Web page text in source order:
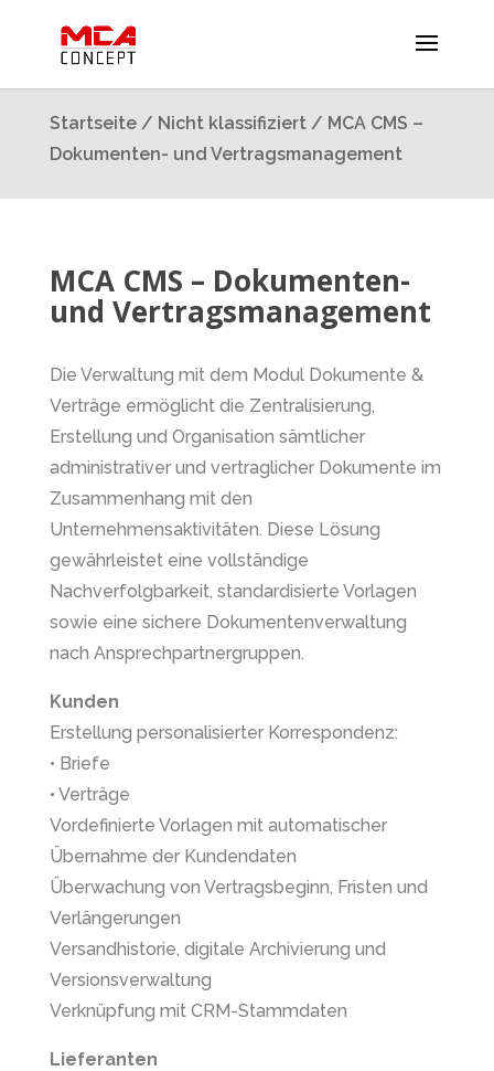
Startseite/ Nicht klassifiziert/ MCA CMS –
Dokumenten- und Vertragsmanagement
MCA CMS – Dokumenten-
und Vertragsmanagement
Die Verwaltung mit dem Modul Dokumente &
Verträge ermöglicht die Zentralisierung,
Erstellung und Organisation sämtlicher
administrativer und vertraglicher Dokumente im
Zusammenhang mit den
Unternehmensaktivitäten. Diese Lösung
gewährleistet eine vollständige
Nachverfolgbarkeit, standardisierte Vorlagen
sowie eine sichere Dokumentenverwaltung
nach Ansprechpartnergruppen.
Kunden
Erstellung personalisierter Korrespondenz:
• Briefe
• Verträge
Vordefinierte Vorlagen mit automatischer
Übernahme der Kundendaten
Überwachung von Vertragsbeginn, Fristen und
Verlängerungen
Versandhistorie, digitale Archivierung und
Versionsverwaltung
Verknüpfung mit CRM-Stammdaten
Lieferanten